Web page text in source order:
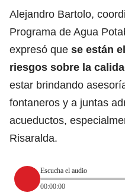
Alejandro Bartolo,
Programa de Agua
expresó que se están
riesgos sobre la
estar brindando
fontaneros y a juntas
acueductos,
Risaralda.
Escucha el audio
00:00:00